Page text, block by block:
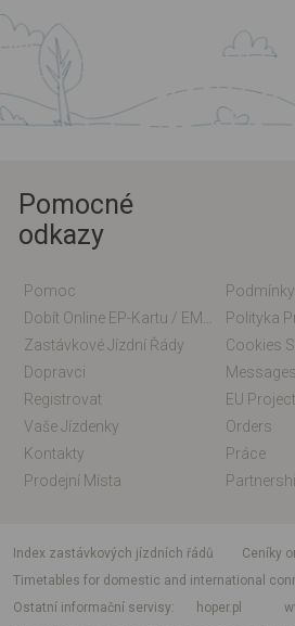
Pomocné
odkazy
Pomoc
Podmínky
Polityka
Zastávkové Jízdní Řády
Cookies
Dopravci
Messages
Registrovat
EU
Vaše Jízdenky
Orders
Kontakty
Práce
Prodejní Místa
index zastávkových jízdních řádů
Ceníky
Timetables for domestic and international
Ostatní informační servisy
hoper.pl